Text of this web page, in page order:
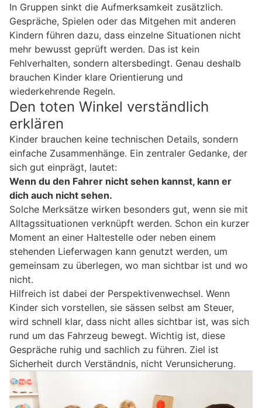
In Gruppen sinkt die Aufmerksamkeit zusätzlich.
Gespräche, Spielen oder das Mitgehen mit anderen
Kindern führen dazu, dass einzelne Situationen nicht
mehr bewusst geprüft werden. Das ist kein
Fehlverhalten, sondern altersbedingt. Genau deshalb
brauchen Kinder klare Orientierung und
wiederkehrende Regeln.
Den toten Winkel verständlich
erklären
Kinder brauchen keine technischen Details, sondern
einfache Zusammenhänge. Ein zentraler Gedanke, der
sich gut einprägt, lautet:
Wenn du den Fahrer nicht sehen kannst, kann er
dich auch nicht sehen.
Solche Merksätze wirken besonders gut, wenn sie mit
Alltagssituationen verknüpft werden. Schon ein kurzer
Moment an einer Haltestelle oder neben einem
stehenden Lieferwagen kann genutzt werden, um
gemeinsam zu überlegen, wo man sichtbar ist und wo
nicht.
Hilfreich ist dabei der Perspektivenwechsel. Wenn
Kinder sich vorstellen, sie sässen selbst am Steuer,
wird schnell klar, dass nicht alles sichtbar ist, was sich
rund um das Fahrzeug bewegt. Wichtig ist, diese
Gespräche ruhig und sachlich zu führen. Ziel ist
Sicherheit durch Verständnis, nicht Verunsicherung.